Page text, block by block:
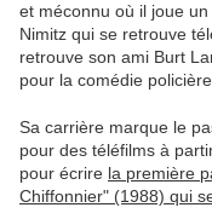
et méconnu où il joue
Nimitz qui se retrouve
retrouve son ami Burt
pour la comédie
Sa carrière marque le
pour des téléfilms à
pour écrire la première
Chiffonnier" (1988) qui